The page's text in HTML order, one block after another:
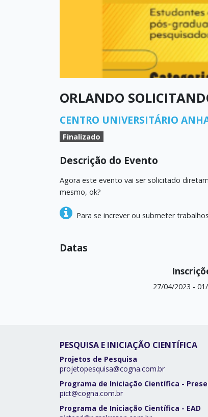
ORLANDO
CENTRO UNIVERSITÁRIO
Finalizado
Descrição do Evento
Agora este evento vai ser solicitado
mesmo, ok?
Para se increver ou submeter
Datas
27/04/2023 -
PESQUISA E INICIAÇÃO CIENTÍFICA
Projetos de Pesquisa
projetopesquisa@cogna.com.br
Programa de Iniciação Científica -
pict@cogna.com.br
Programa de Iniciação Científica - EAD